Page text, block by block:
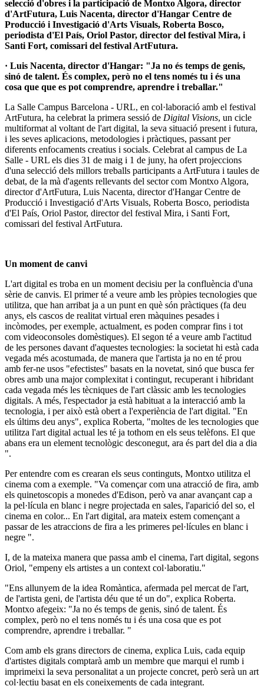
selecció d'obres i la participació de Montxo Algora, director
d'ArtFutura, Luis Nacenta, director d'Hangar Centre de
Producció i Investigació d'Arts Visuals, Roberta Bosco,
periodista d'El País, Oriol Pastor, director del festival Mira, i
Santi Fort, comissari del festival ArtFutura.
· Luis Nacenta, director d'Hangar: "Ja no és temps de genis,
sinó de talent. És complex, però no el tens només tu i és una
cosa que que es pot comprendre, aprendre i treballar."
La Salle Campus Barcelona - URL, en col·laboració amb el festival
ArtFutura, ha celebrat la primera sessió de Digital Visions, un cicle
multiformat al voltant de l'art digital, la seva situació present i futura,
i les seves aplicacions, metodologies i pràctiques, passant per
diferents enfocaments creatius i socials. Celebrat al campus de La
Salle - URL els dies 31 de maig i 1 de juny, ha ofert projeccions
d'una selecció dels millors treballs participants a ArtFutura i taules de
debat, de la mà d'agents rellevants del sector com Montxo Algora,
director d'ArtFutura, Luis Nacenta, director d'Hangar Centre de
Producció i Investigació d'Arts Visuals, Roberta Bosco, periodista
d'El País, Oriol Pastor, director del festival Mira, i Santi Fort,
comissari del festival ArtFutura.
Un moment de canvi
L'art digital es troba en un moment decisiu per la confluència d'una
sèrie de canvis. El primer té a veure amb les pròpies tecnologies que
utilitza, que han arribat ja a un punt en què són pràctiques (fa deu
anys, els cascos de realitat virtual eren màquines pesades i
incòmodes, per exemple, actualment, es poden comprar fins i tot
com videoconsoles domèstiques). El segon té a veure amb l'actitud
de les persones davant d'aquestes tecnologies: la societat hi està cada
vegada més acostumada, de manera que l'artista ja no en té prou
amb fer-ne usos "efectistes" basats en la novetat, sinó que busca fer
obres amb una major complexitat i contingut, recuperant i hibridant
cada vegada més les tècniques de l'art clàssic amb les tecnologies
digitals. A més, l'espectador ja està habituat a la interacció amb la
tecnologia, i per això està obert a l'experiència de l'art digital. "En
els últims deu anys", explica Roberta, "moltes de les tecnologies que
utilitza l'art digital actual les té ja tothom en els seus telèfons. El que
abans era un element tecnològic desconegut, ara és part del dia a dia
".
Per entendre com es crearan els seus continguts, Montxo utilitza el
cinema com a exemple. "Va començar com una atracció de fira, amb
els quinetoscopis a monedes d'Edison, però va anar avançant cap a
la pel·lícula en blanc i negre projectada en sales, l'aparició del so, el
cinema en color... En l'art digital, ara mateix estem començant a
passar de les atraccions de fira a les primeres pel·lícules en blanc i
negre ".
I, de la mateixa manera que passa amb el cinema, l'art digital, segons
Oriol, "empeny els artistes a un context col·laboratiu."
"Ens allunyem de la idea Romàntica, afermada pel mercat de l'art,
de l'artista geni, de l'artista déu que té un do", explica Roberta.
Montxo afegeix: "Ja no és temps de genis, sinó de talent. És
complex, però no el tens només tu i és una cosa que es pot
comprendre, aprendre i treballar. "
Com amb els grans directors de cinema, explica Luis, cada equip
d'artistes digitals comptarà amb un membre que marqui el rumb i
imprimeixi la seva personalitat a un projecte concret, però serà un art
col·lectiu basat en els coneixements de cada integrant.